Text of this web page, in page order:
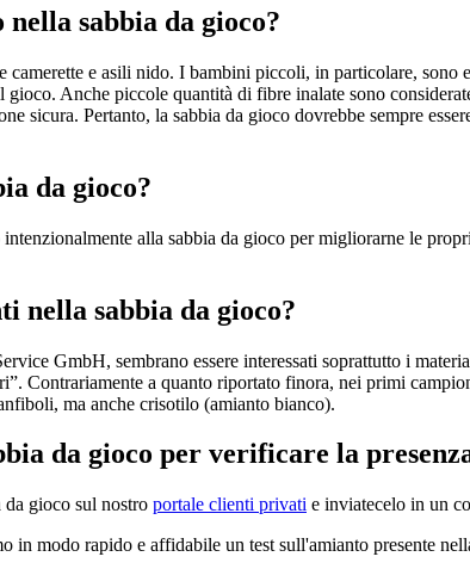
sabbia da gioco?
e asili nido. I bambini piccoli, in particolare, sono
Anche piccole quantità di fibre inalate sono
sicura. Pertanto, la sabbia da gioco dovrebbe sempre
da gioco?
alla sabbia da gioco per migliorarne le
nella sabbia da gioco?
GmbH, sembrano essere interessati soprattutto i
Contrariamente a quanto riportato finora, nei primi
ma anche crisotilo (amianto bianco).
da gioco per verificare la
da gioco sul nostro portale clienti privati e inviatecelo in un
in modo rapido e affidabile un test sull'amianto presente